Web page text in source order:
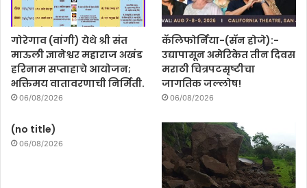
गोरेगाव (वांगी) येथे श्री संत
माऊली ज्ञानेश्वर महाराज अखंड
हरिनाम सप्ताहाचे आयोजन;
भक्तिमय वातावरणाची निर्मिती.
06/08/2026
कॅलिफोर्निया-(सॅन होजे):-
उद्यापासून अमेरिकेत तीन दिवस
मराठी चित्रपटसृष्टीचा
जागतिक जल्लोष!
06/08/2026
(no title)
06/08/2026